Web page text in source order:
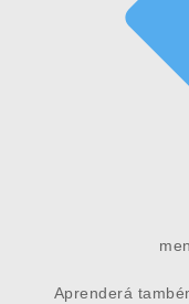
Aprenderá